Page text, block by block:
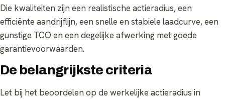
Die kwaliteiten zijn een realistische actieradius, een
efficiënte aandrijflijn, een snelle en stabiele laadcurve, een
gunstige TCO en een degelijke afwerking met goede
garantievoorwaarden.
De belangrijkste criteria
Let bij het beoordelen op de werkelijke actieradius in